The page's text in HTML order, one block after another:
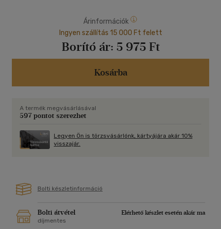
felfedezésének, beazonosításuk rejtelmeinek, Mindeközben
játékosan ismerik meg az ősi világot, a dinók és egyéb
őslények életmódját, tulajdonságaikat és kipusztulásuk okait,
és azt, hogy milyen földtörténeti eseményekről és evolúciós
változásokról mesélnek a maradványaik.
Árinformációk
Ingyen szállítás 15 000 Ft felett
Borító ár: 5 975 Ft
Kosárba
A termék megvásárlásával
597 pontot szerezhet
Legyen Ön is törzsvásárlónk, kártyájára akár 10%
visszajár.
Bolti készletinformáció
Bolti átvétel
Elérhető készlet esetén akár ma
díjmentes